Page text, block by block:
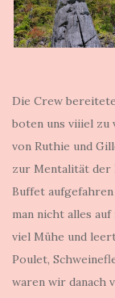
Die Crew
boten uns viiiel zu
von Ruthie und
zur Mentalität der
Buffet
man nicht alles
viel Mühe und
Poulet,
waren wir danach